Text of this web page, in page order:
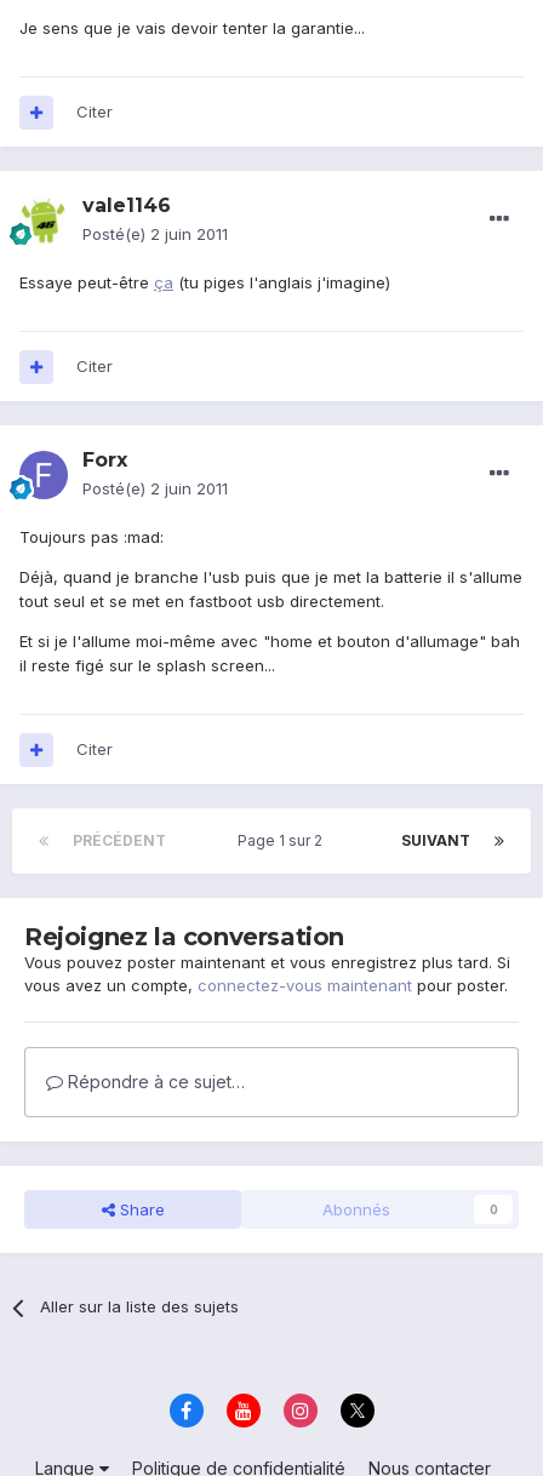
Je sens que je vais devoir tenter la garantie...
Citer
vale1146
Posté(e) 2 juin 2011
Essaye peut-être ça (tu piges l'anglais j'imagine)
Citer
Forx
Posté(e) 2 juin 2011
Toujours pas :mad:
Déjà, quand je branche l'usb puis que je met la batterie il s'allume
tout seul et se met en fastboot usb directement.
Et si je l'allume moi-même avec "home et bouton d'allumage" bah
il reste figé sur le splash screen...
Citer
PRÉCÉDENT SUIVANT
Page 1 sur 2
Rejoignez la conversation
Vous pouvez poster maintenant et vous enregistrez plus tard. Si
vous avez un compte, connectez-vous maintenant pour poster.
Répondre à ce sujet…
Share Abonnés 0
Aller sur la liste des sujets
Langue Politique de confidentialité Nous contacter